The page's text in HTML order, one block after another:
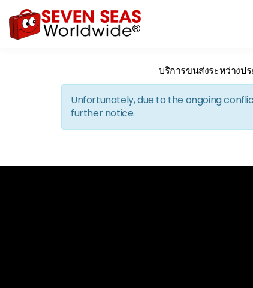
บริการขนส่งระหว่างปร
Unfortunately, due to the ongoing
further notice.